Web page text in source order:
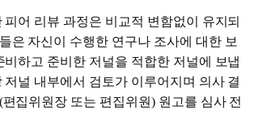
피어 리뷰 과정은 비교적 변함없이 유지되
은 자신이 수행한 연구나 조사에 대한 보
비하고 준비한 저널을 적합한 저널에 보냅
저널 내부에서 검토가 이루어지며 의사 결
집위원장 또는 편집위원) 원고를 심사 전